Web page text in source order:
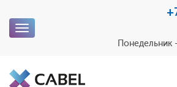
Toggle
Понедельник